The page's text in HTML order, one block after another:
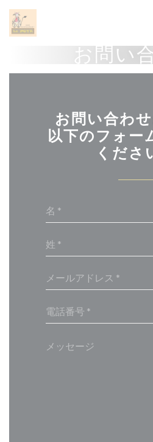
クッキー利用の管理について
お問い
お問い合わ
以下のフォー
くださ